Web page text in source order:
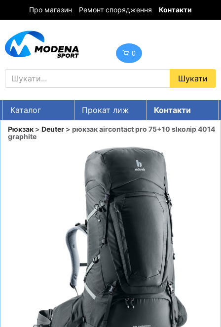
Про магазин Ремонт спорядження Контакти
0
Каталог Прокат лиж
Контакти
UA RU EN
ШОЛОМИ, ЗАХИСТ, ОКУЛЯРИ
БІГ, ФІТНЕС, М'ЯЧІ
ВЕЛОСИПЕДИ
САМОКАТИ
ТЕНІС, БАДМІНТОН
Рюкзак > Deuter > рюкзак aircontact pro 75+10 slколір 4014
graphite